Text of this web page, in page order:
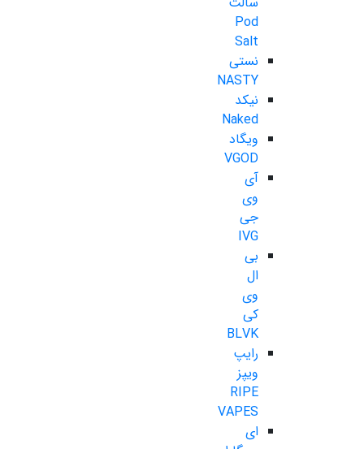
Pod
Salt
نستی
NASTY
نیکد
Naked
ویگاد
VGOD
آی
وی
جی
IVG
بی
ال
وی
کی
BLVK
رایپ
ویپز
RIPE
VAPES
ای